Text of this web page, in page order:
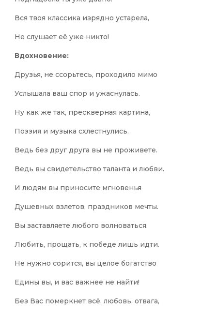
Вся твоя классика изрядно устарела,
Не слушает её уже никто!
Вдохновение:
Друзья, не ссорьтесь, проходило мимо
Услышала ваш спор и ужаснулась.
Ну как же так, прескверная картина,
Поэзия и музыка схлестнулись.
Ведь без друг друга вы не проживете.
Ведь вы свидетельство таланта и любви.
И людям вы приносите мгновенья
Душевных взлетов, праздников мечты.
Вы заставляете любого волноваться.
Любить, прощать, к победе лишь идти.
Не нужно сорится, вы целое богатство
Едины вы, и вас важнее не найти!
Без Вас померкнет всё, любовь, отвага,